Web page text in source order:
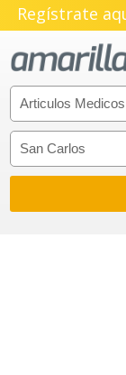
Regístrate